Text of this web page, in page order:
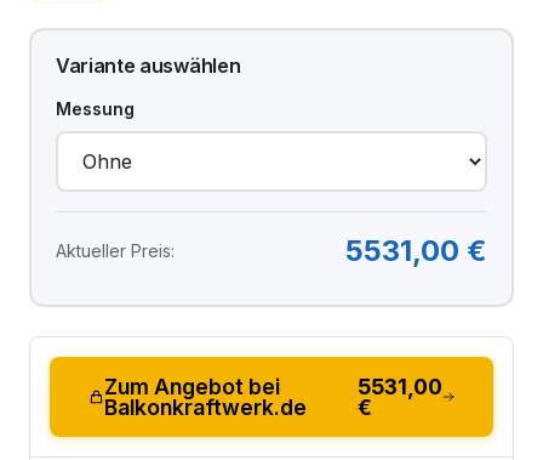
Variante auswählen
Messung
Aktueller Preis: 5531,00 €
Zum Angebot bei
Balkonkraftwerk.de
5531,00
€